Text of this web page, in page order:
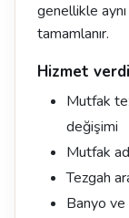
genellikle
tamamlanır.
Hizmet
Mutfak
değişimi
Mutfak
Tezgah
Banyo ve